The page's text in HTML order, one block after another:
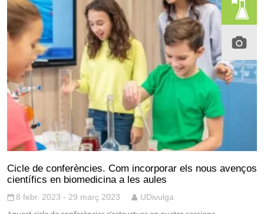
Cicle de conferències. Com incorporar els nous avenços
científics en biomedicina a les aules
8 febr. 2023 - 29 març 2023 UDivulga